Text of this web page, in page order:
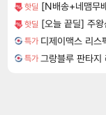
핫딜 [N배송+네맴무
핫딜 [오늘 끝딜] 주
특가
특가